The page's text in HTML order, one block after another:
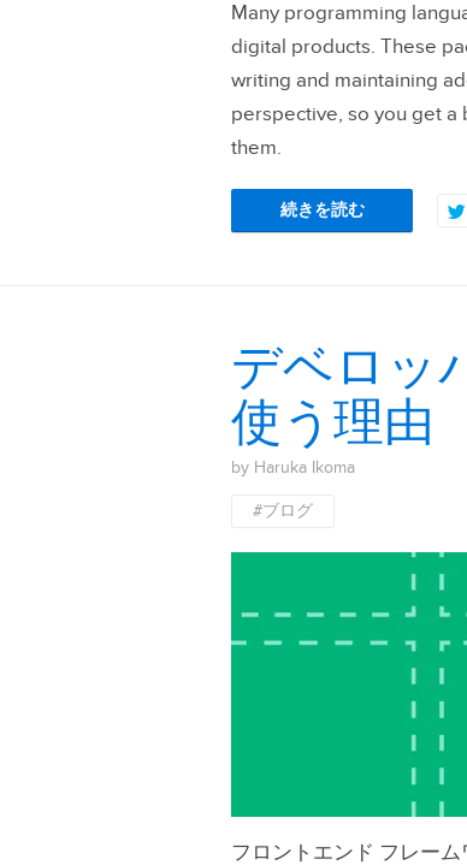
Many programming
digital products. These
writing and maintaining
perspective, so you get a
them.
続きを読む
デベロッ
使う理由
by Haruka Ikoma
#ブログ
フロントエンド フレー